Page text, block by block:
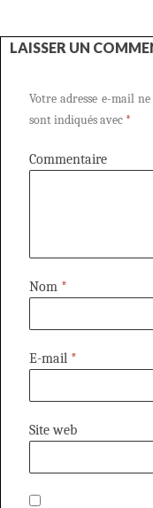
LAISSER UN
Votre adresse e-mail
sont indiqués avec *
Commentaire
Nom *
E-mail *
Site web